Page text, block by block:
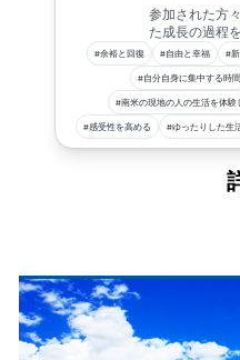
参加された方
た成長の過程
#余裕と回復 #自由と幸福 #
#自分自身に集中する時間
#南米の現地の人の生活を体験
#感受性を高める #ゆったりした生